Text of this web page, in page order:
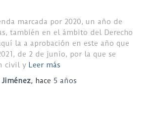
marcada por 2020, un año de
también en el ámbito del Derecho
la a aprobación en este año que
de 2 de junio, por la que se
civil y Leer más
Jiménez, hace 5 años